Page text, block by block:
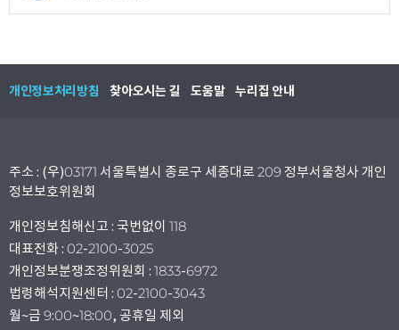
개인정보처리방침 찾아오시는 길 도움말 누리집 안내
주소 : (우)03171 서울특별시 종로구 세종대로 209 정부서울청사 개인
정보보호위원회
개인정보침해신고 : 국번없이 118
대표전화 : 02-2100-3025
개인정보분쟁조정위원회 : 1833-6972
법령해석지원센터 : 02-2100-3043
월~금 9:00~18:00, 공휴일 제외